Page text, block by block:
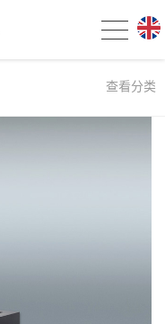
查看分类